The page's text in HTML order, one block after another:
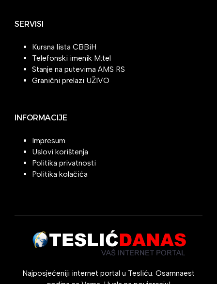
SERVISI
Kursna lista CBBiH
Telefonski imenik M:tel
Stanje na putevima AMS RS
Granični prelazi UŽIVO
INFORMACIJE
Impresum
Uslovi korištenja
Politika privatnosti
Politika kolačića
Najposjećeniji internet portal u Tesliću. Osamnaest